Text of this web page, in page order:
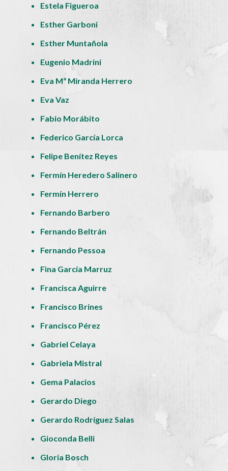
Estela Figueroa
Esther Garboni
Esther Muntañola
Eugenio Madrini
Eva Mª Miranda Herrero
Eva Vaz
Fabio Morábito
Federico García Lorca
Felipe Benítez Reyes
Fermín Heredero Salinero
Fermín Herrero
Fernando Barbero
Fernando Beltrán
Fernando Pessoa
Fina García Marruz
Francisca Aguirre
Francisco Brines
Francisco Pérez
Gabriel Celaya
Gabriela Mistral
Gema Palacios
Gerardo Diego
Gerardo Rodríguez Salas
Gioconda Belli
Gloria Bosch